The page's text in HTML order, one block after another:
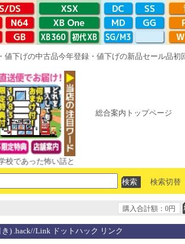
値下げの中古品今年登録・値下げの新品セール品初
総合案内トップページ
怖い話と晦󠄀つきこもり ルート16R やがて散りゆ
検索切替
購入合計額：0円
) .hack//Link ドットハック リンク